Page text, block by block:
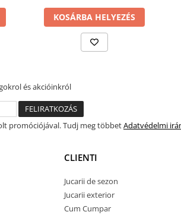
KOSÁRBA HELYEZÉS
és akcióinkról
promóciójával. Tudj meg többetAdatvédelmi
CLIENTI
Jucarii de sezon
Jucarii exterior
Cum Cumpar